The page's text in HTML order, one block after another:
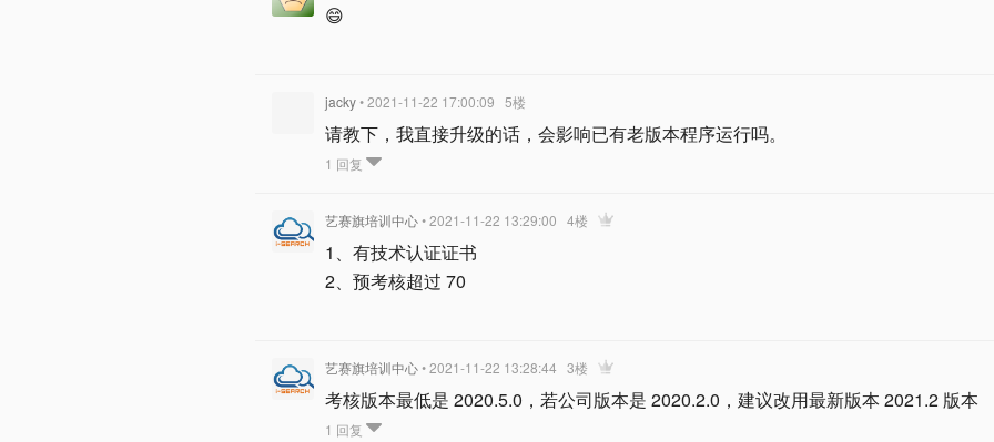
😄
jacky• 2021-11-22 17:00:09 5楼
请教下，我直接升级的话，会影响已有老版本程序运行吗。
1 回复
艺赛旗培训中心• 2021-11-22 13:29:00 4楼
1、有技术认证证书
2、预考核超过 70
艺赛旗培训中心• 2021-11-22 13:28:44 3楼
考核版本最低是 2020.5.0，若公司版本是 2020.2.0，建议改用最新版本 2021.2 版本
1 回复